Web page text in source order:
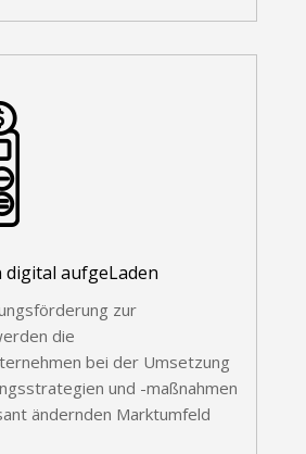
digital aufgeLaden
zur
die
bei der Umsetzung
und -maßnahmen
ändernden Marktumfeld